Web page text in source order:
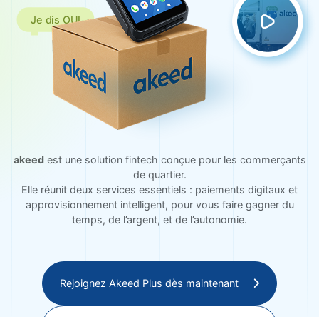
Je dis OUI
akeedest une solution fintech conçue pour les commerçants
de quartier.
Elle réunit deux services essentiels : paiements digitaux et
approvisionnement intelligent, pour vous faire gagner du
temps, de l’argent, et de l’autonomie.
Rejoignez Akeed Plus dès maintenant